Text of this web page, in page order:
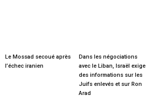
Le Mossad secoué après
l’échec iranien
Dans les négociations
avec le Liban, Israël exige
des informations sur les
Juifs enlevés et sur Ron
Arad